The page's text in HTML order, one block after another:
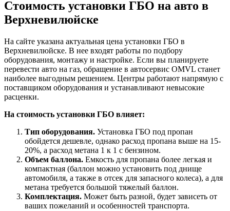
Стоимость установки ГБО на авто в
Верхневилюйске
На сайте указана актуальная цена установки ГБО в
Верхневилюйске. В нее входят работы по подбору
оборудования, монтажу и настройке. Если вы планируете
перевести авто на газ, обращение в автосервис OMVL станет
наиболее выгодным решением. Центры работают напрямую с
поставщиком оборудования и устанавливают невысокие
расценки.
На стоимость установки ГБО влияет:
Тип оборудования. Установка ГБО под пропан
обойдется дешевле, однако расход пропана выше на 15-
20%, а расход метана 1 к 1 с бензином.
Объем баллона. Емкость для пропана более легкая и
компактная (баллон можно установить под днище
автомобиля, а также в отсек для запасного колеса), а для
метана требуется большой тяжелый баллон.
Комплектация. Может быть разной, будет зависеть от
ваших пожеланий и особенностей транспорта.